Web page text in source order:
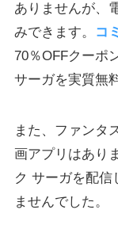
ありませんが、
みできます。
コ
70％OFFクーポ
サーガを実質無
また、ファンタ
画アプリはあり
ク サーガを配信
ませんでした。